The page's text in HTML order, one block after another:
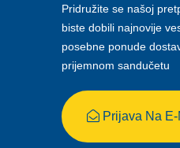
Pridružite se našoj
biste dobili najnovije
posebne ponude
prijemnom sandučetu
Prijava Na E-